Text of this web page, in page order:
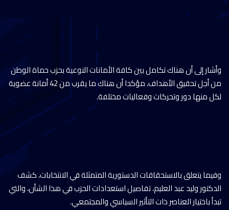
وأشار إلى أن هناك تكامل بين كافة الأمانات النوعية بحزب حماة الوطن
من أجل تحقيق الأهداف، مؤكدا أن هناك ما يقرب من 42 أمانة عضوية
لكل منها دور وتحركات وفعاليات مختلفة.
وفيما يتعلق بالاستحقاقات الدستورية المتمثلة في الانتخابات، كشف
الدكتور وليد عبد العليم، تفاصيل استعدادات الحزب في هذا الشأن، والتي
تبدأ باختيار العناصر ذات التأثير السياسي والمجتمعي.